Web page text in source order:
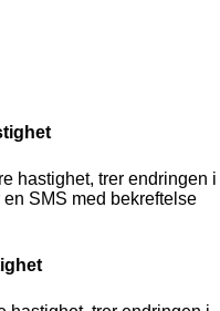
hastighet, trer endringen i
SMS med bekreftelse